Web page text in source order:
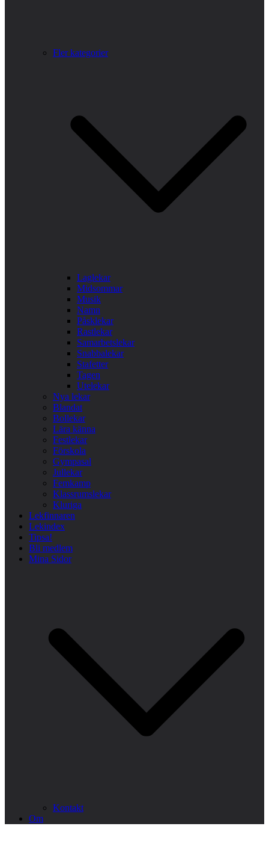
Fler kategorier
Laglekar
Midsommar
Musik
Namn
Påsklekar
Rastlekar
Samarbetslekar
Snabbalekar
Stafetter
Tagen
Utelekar
Nya lekar
Blandat
Bollekar
Lära känna
Festlekar
Förskola
Gympasal
Jullekar
Femkamp
Klassrumslekar
Kluriga
Lekfinnaren
Lekindex
Tipsa!
Bli medlem
Mina Sidor
Kontakt
Om